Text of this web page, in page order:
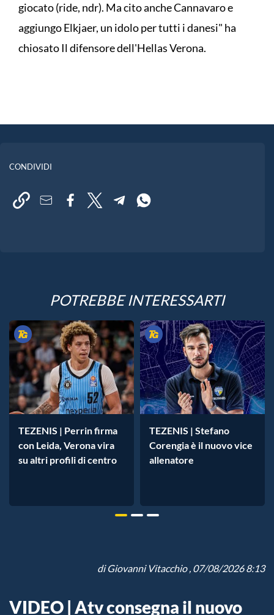
giocato (ride, ndr). Ma cito anche Cannavaro e
aggiungo Elkjaer, un idolo per tutti i danesi" ha
chiosato Il difensore dell'Hellas Verona.
CONDIVIDI
POTREBBE INTERESSARTI
TEZENIS | Perrin firma
con Leida, Verona vira
su altri profili di centro
TEZENIS | Stefano
Corengia è il nuovo vice
allenatore
diGiovanni Vitacchio, 07/08/2026 8:13
VIDEO | Atv consegna il nuovo